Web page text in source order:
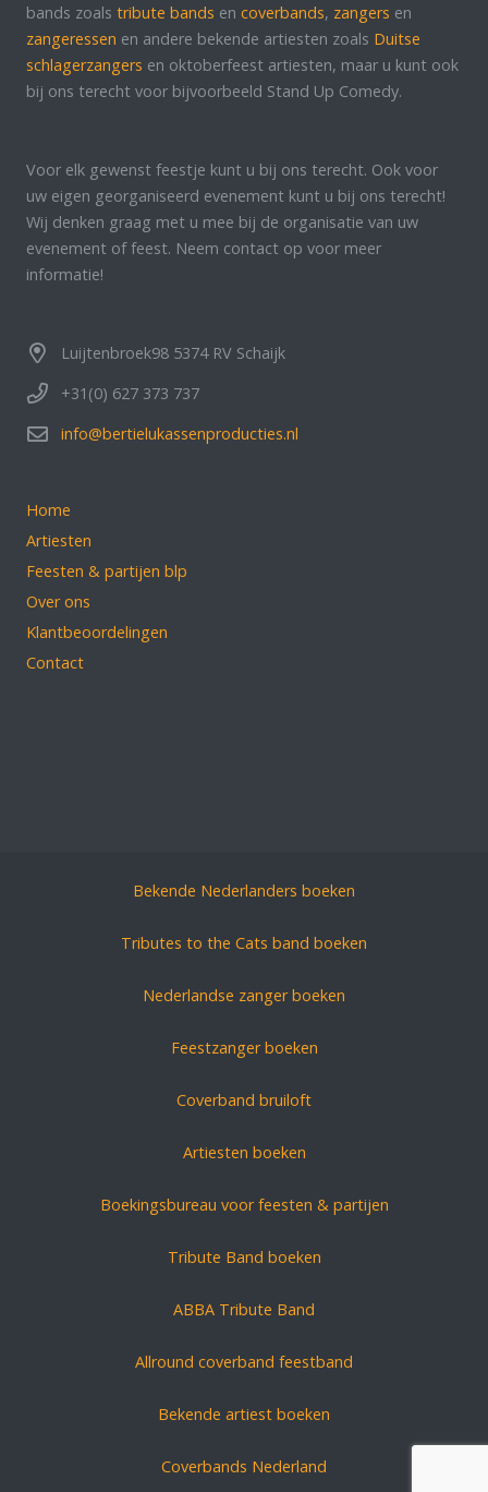
bands zoals tribute bands en coverbands, zangers en
zangeressen en andere bekende artiesten zoals Duitse
schlagerzangers en oktoberfeest artiesten, maar u kunt ook
bij ons terecht voor bijvoorbeeld Stand Up Comedy.
Voor elk gewenst feestje kunt u bij ons terecht. Ook voor
uw eigen georganiseerd evenement kunt u bij ons terecht!
Wij denken graag met u mee bij de organisatie van uw
evenement of feest. Neem contact op voor meer
informatie!
Luijtenbroek98 5374 RV Schaijk
+31(0) 627 373 737
info@bertielukassenproducties.nl
Home
Artiesten
Feesten & partijen blp
Over ons
Klantbeoordelingen
Contact
Bekende Nederlanders boeken
Tributes to the Cats band boeken
Nederlandse zanger boeken
Feestzanger boeken
Coverband bruiloft
Artiesten boeken
Boekingsbureau voor feesten & partijen
Tribute Band boeken
ABBA Tribute Band
Allround coverband feestband
Bekende artiest boeken
Coverbands Nederland